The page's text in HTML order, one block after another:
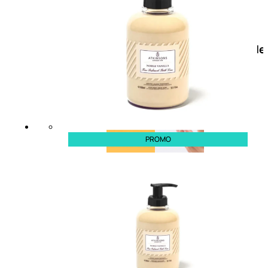
Doposole
doposole
NATURALI
PROMO